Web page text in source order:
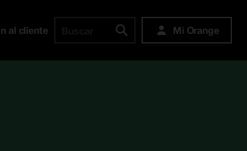
al cliente Buscar Mi Orange